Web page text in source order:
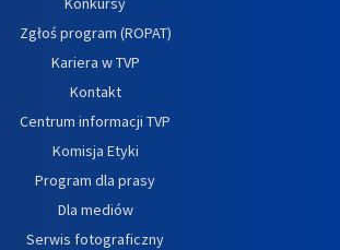
Zgłoś program (ROPAT)
Kariera w TVP
Kontakt
Centrum informacji TVP
Komisja Etyki
Program dla prasy
Dla mediów
Serwis fotograficzny